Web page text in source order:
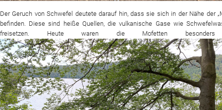
Der Geruch von Schwefel deutete darauf hin, dass sie sich in der Nähe der
befinden. Diese sind heiße Quellen, die vulkanische Gase wie
freisetzen. Heute waren die Mofetten besonders